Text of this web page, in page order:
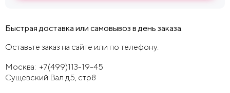
Быстрая доставка или самовывоз в день заказа.
Оставьте заказ на сайте или по телефону.
Москва: +7(499)113-19-45
Сущевский Вал д5, стр8